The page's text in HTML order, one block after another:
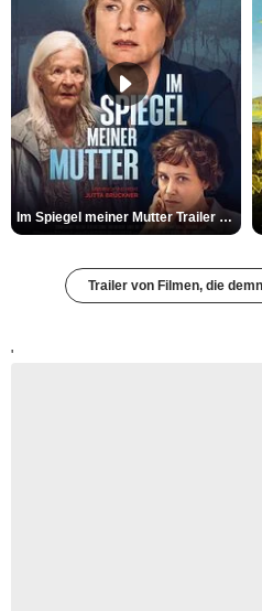
Im Spiegel meiner Mutter Trailer DF
Trailer von Filmen, die
'